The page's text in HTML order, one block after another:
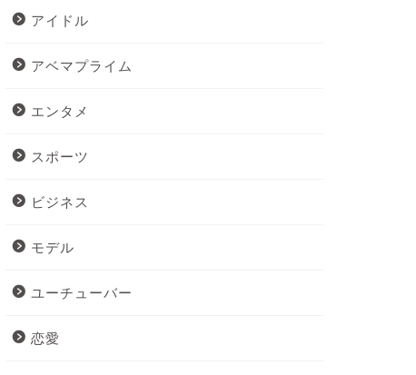
アイドル
アベマプライム
エンタメ
スポーツ
ビジネス
モデル
ユーチューバー
恋愛